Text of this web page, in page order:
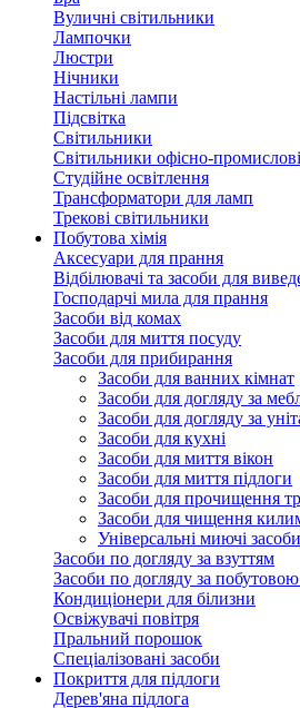
Вуличні світильники
Лампочки
Люстри
Нічники
Настільні лампи
Підсвітка
Світильники
Світильники офісно-промислові
Студійне освітлення
Трансформатори для ламп
Трекові світильники
Побутова хімія
Аксесуари для прання
Відбілювачі та засоби для
Господарчі мила для прання
Засоби від комах
Засоби для миття посуду
Засоби для прибирання
Засоби для ванних кімнат
Засоби для догляду за
Засоби для догляду за
Засоби для кухні
Засоби для миття вікон
Засоби для миття підлоги
Засоби для прочищення
Засоби для чищення
Універсальні миючі засоби
Засоби по догляду за взуттям
Засоби по догляду за
Кондиціонери для білизни
Освіжувачі повітря
Пральний порошок
Спеціалізовані засоби
Покриття для підлоги
Дерев'яна підлога